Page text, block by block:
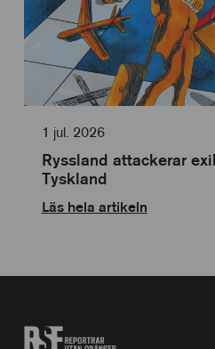
1 jul. 2026
Ryssland attackerar
Tyskland
Läs hela artikeln